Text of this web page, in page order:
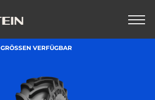
GRÖSSEN VERFÜGBAR